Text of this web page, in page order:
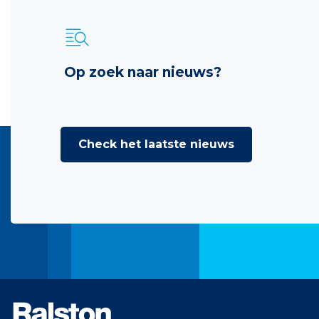
Op zoek naar nieuws?
Check het laatste nieuws